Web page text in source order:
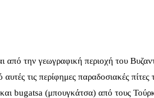
την γεωγραφική περιοχή του
τις περίφημες παραδοσιακές
bugatsa (μπουγκάτσα) από τους